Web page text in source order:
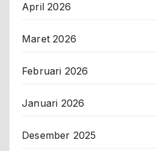
April 2026
Maret 2026
Februari 2026
Januari 2026
Desember 2025